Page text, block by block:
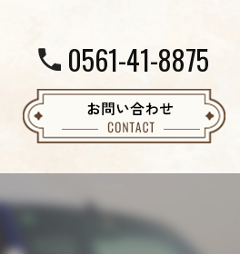
0561-41-8875